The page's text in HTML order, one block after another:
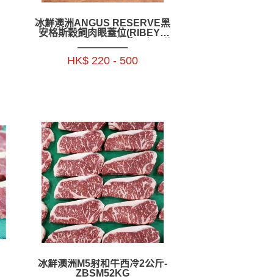
冰鮮澳洲ANGUS RESERVE黑
安格斯穀飼肉眼蓋位(RIBEYE
BAAR12P
HK$ 220 - 500
冰鮮澳洲M5射和牛西冷2公斤-
ZBSM52KG